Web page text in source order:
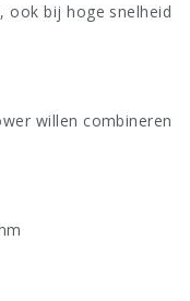
ook bij hoge snelheid
willen combineren